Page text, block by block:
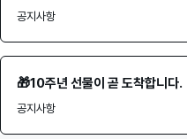
공지사항
🎁10주년 선물이 곧 도착합니다.
공지사항